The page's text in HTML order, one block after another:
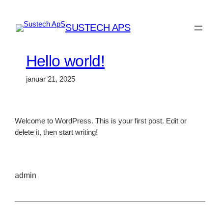
indhold
SUSTECH APS
Hello world!
januar 21, 2025
Welcome to WordPress. This is your first post. Edit or
delete it, then start writing!
admin